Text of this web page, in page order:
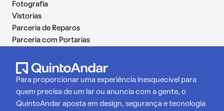
Fotografia
Vistorias
Parceria de Reparos
Parceria com Portarias
Para proporcionar uma experiência inesquecível para
quem precisa de um lar ou anuncia com a gente, o
QuintoAndar aposta em design, segurança e tecnologia